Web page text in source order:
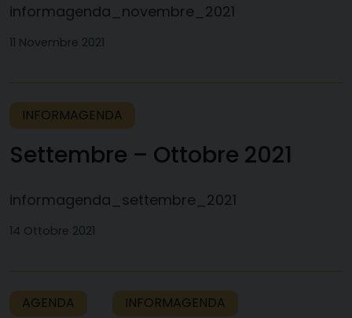
informagenda_novembre_2021
11 Novembre 2021
INFORMAGENDA
Settembre – Ottobre 2021
informagenda_settembre_2021
14 Ottobre 2021
AGENDA INFORMAGENDA